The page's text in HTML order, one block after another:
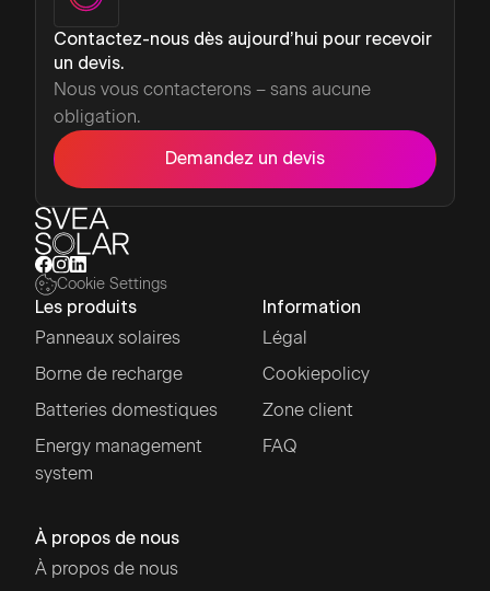
Contactez-nous dès aujourd’hui pour recevoir
un devis.
Nous vous contacterons – sans aucune
obligation.
Demandez un devis
Cookie Settings
Les produits
Panneaux solaires
Borne de recharge
Batteries domestiques
Energy management
system
Information
Légal
Cookiepolicy
Zone client
FAQ
À propos de nous
À propos de nous